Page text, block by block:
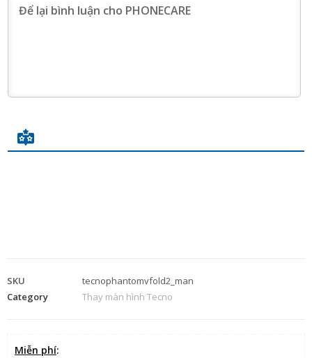
SKU
tecnophantomvfold2_man
Category
Thay màn hình Tecno
Miễn phí: